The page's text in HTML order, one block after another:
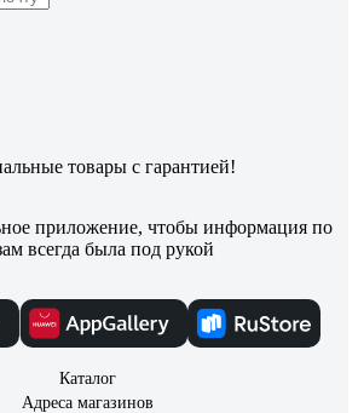
товары с гарантией!
приложение, чтобы информация по
всегда была под рукой
Каталог
Адреса магазинов